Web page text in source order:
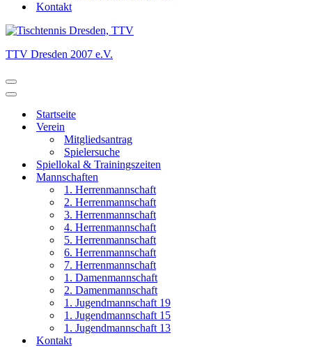
Kontakt
TTV Dresden 2007 e.V.
Navigationsmenü
Navigationsmenü
Startseite
Verein
Mitgliedsantrag
Spielersuche
Spiellokal & Trainingszeiten
Mannschaften
1. Herrenmannschaft
2. Herrenmannschaft
3. Herrenmannschaft
4. Herrenmannschaft
5. Herrenmannschaft
6. Herrenmannschaft
7. Herrenmannschaft
1. Damenmannschaft
2. Damenmannschaft
1. Jugendmannschaft 19
1. Jugendmannschaft 15
1. Jugendmannschaft 13
Kontakt